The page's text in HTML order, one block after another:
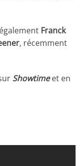
Franck
, récemment
Showtimeet en